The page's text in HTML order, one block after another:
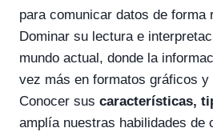
para comunicar datos de forma
Dominar su lectura e
mundo actual, donde la
vez más en formatos gráficos y
Conocer sus características,
amplía nuestras habilidades de